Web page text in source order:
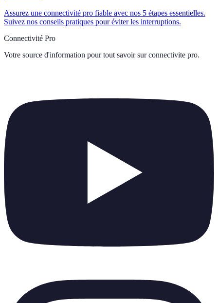
Assurez une connectivité pro fiable avec nos 5 étapes essentielles.
Suivez nos conseils pratiques pour éviter les interruptions.
Connectivité Pro
Votre source d'information pour tout savoir sur connectivite pro.